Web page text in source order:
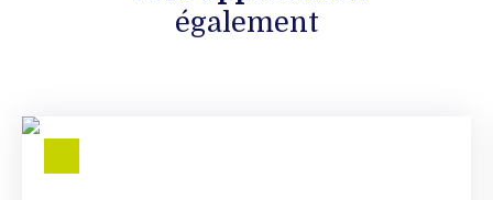
également